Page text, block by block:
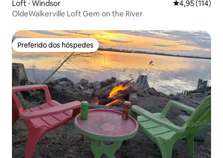
Loft ⋅ Windsor 4,95 de uma
4,95 (114)
OldeWalkerville Loft Gem on the River
Preferido dos hóspedes
Preferido dos hóspedes